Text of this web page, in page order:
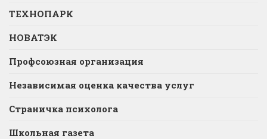
ТЕХНОПАРК
НОВАТЭК
Профсоюзная организация
Независимая оценка качества услуг
Страничка психолога
Школьная газета